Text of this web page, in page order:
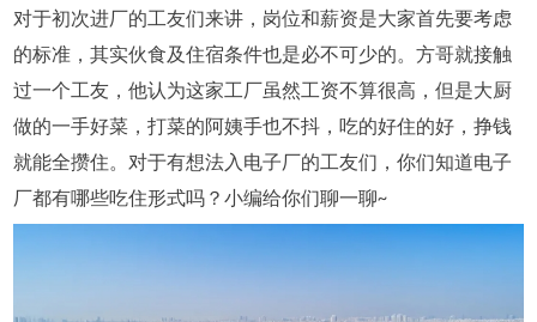
对于初次进厂的工友们来讲，岗位和薪资是大家首先要考虑
的标准，其实伙食及住宿条件也是必不可少的。方哥就接触
过一个工友，他认为这家工厂虽然工资不算很高，但是大厨
做的一手好菜，打菜的阿姨手也不抖，吃的好住的好，挣钱
就能全攒住。对于有想法入电子厂的工友们，你们知道电子
厂都有哪些吃住形式吗？小编给你们聊一聊~